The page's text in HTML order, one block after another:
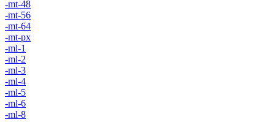
-mt-48
-mt-56
-mt-64
-mt-px
-ml-1
-ml-2
-ml-3
-ml-4
-ml-5
-ml-6
-ml-8